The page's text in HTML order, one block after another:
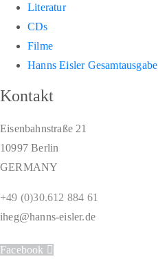
Literatur
CDs
Filme
Hanns Eisler Gesamtausgabe
Kontakt
Eisenbahnstraße 21
10997 Berlin
GERMANY
+49 (0)30.612 884 61
iheg@hanns-eisler.de
Facebook